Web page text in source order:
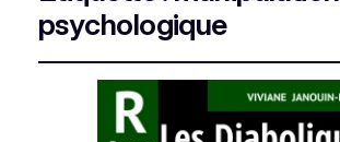
psychologique